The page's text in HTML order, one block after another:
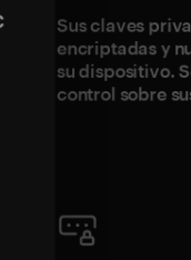
Sus claves
encriptadas y
su dispositivo.
control sobre